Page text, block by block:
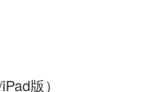
版）